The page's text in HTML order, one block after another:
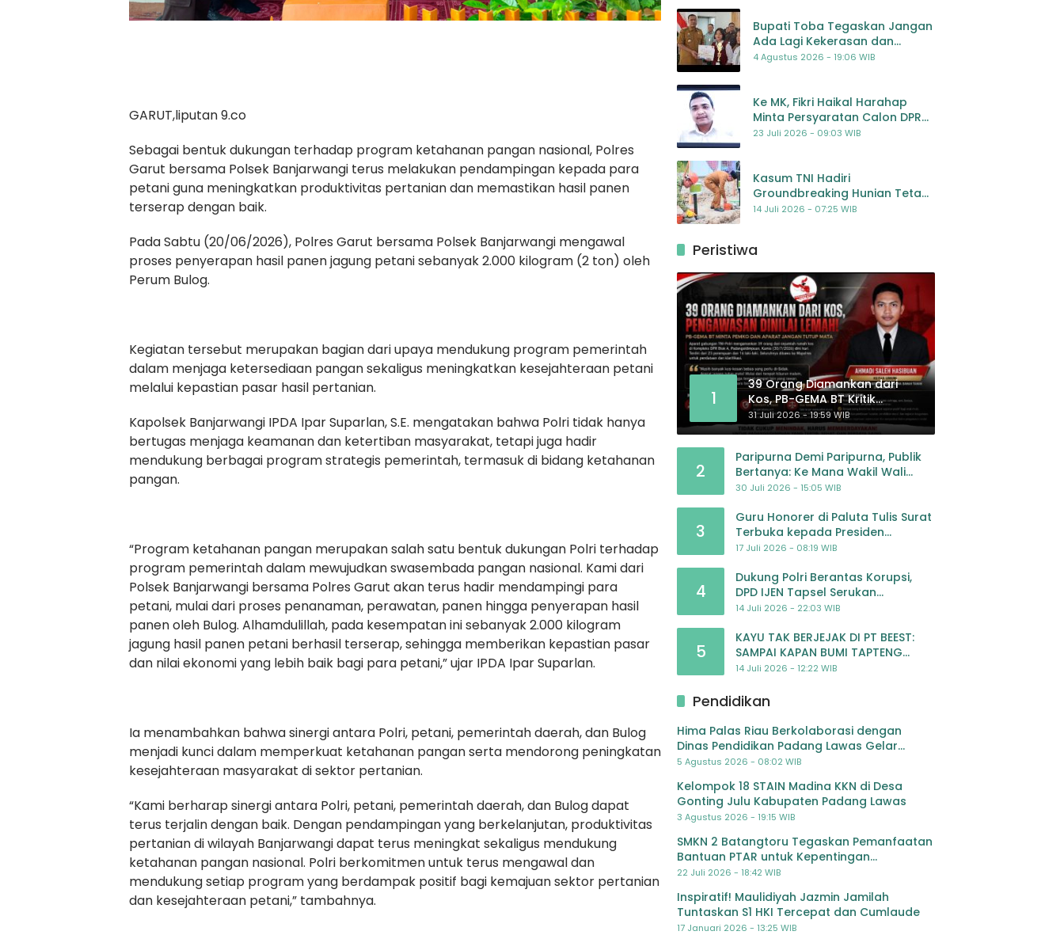
GARUT,liputan 9.co
Sebagai bentuk dukungan terhadap program ketahanan pangan nasional, Polres
Garut bersama Polsek Banjarwangi terus melakukan pendampingan kepada para
petani guna meningkatkan produktivitas pertanian dan memastikan hasil panen
terserap dengan baik.
Pada Sabtu (20/06/2026), Polres Garut bersama Polsek Banjarwangi mengawal
proses penyerapan hasil panen jagung petani sebanyak 2.000 kilogram (2 ton) oleh
Perum Bulog.
Kegiatan tersebut merupakan bagian dari upaya mendukung program pemerintah
dalam menjaga ketersediaan pangan sekaligus meningkatkan kesejahteraan petani
melalui kepastian pasar hasil pertanian.
Kapolsek Banjarwangi IPDA Ipar Suparlan, S.E. mengatakan bahwa Polri tidak hanya
bertugas menjaga keamanan dan ketertiban masyarakat, tetapi juga hadir
mendukung berbagai program strategis pemerintah, termasuk di bidang ketahanan
pangan.
“Program ketahanan pangan merupakan salah satu bentuk dukungan Polri terhadap
program pemerintah dalam mewujudkan swasembada pangan nasional. Kami dari
Polsek Banjarwangi bersama Polres Garut akan terus hadir mendampingi para
petani, mulai dari proses penanaman, perawatan, panen hingga penyerapan hasil
panen oleh Bulog. Alhamdulillah, pada kesempatan ini sebanyak 2.000 kilogram
jagung hasil panen petani berhasil terserap, sehingga memberikan kepastian pasar
dan nilai ekonomi yang lebih baik bagi para petani,” ujar IPDA Ipar Suparlan.
Ia menambahkan bahwa sinergi antara Polri, petani, pemerintah daerah, dan Bulog
menjadi kunci dalam memperkuat ketahanan pangan serta mendorong peningkatan
kesejahteraan masyarakat di sektor pertanian.
“Kami berharap sinergi antara Polri, petani, pemerintah daerah, dan Bulog dapat
terus terjalin dengan baik. Dengan pendampingan yang berkelanjutan, produktivitas
pertanian di wilayah Banjarwangi dapat terus meningkat sekaligus mendukung
ketahanan pangan nasional. Polri berkomitmen untuk terus mengawal dan
mendukung setiap program yang berdampak positif bagi kemajuan sektor pertanian
dan kesejahteraan petani,” tambahnya.
Bupati Toba Tegaskan Jangan
Ada Lagi Kekerasan dan
Bullying Terhadap Anak,
4 Agustus 2026 - 19:06 WIB
Ke MK, Fikri Haikal Harahap
Minta Persyaratan Calon DPR
Dilengkapi Penilaian
23 Juli 2026 - 09:03 WIB
Kasum TNI Hadiri
Groundbreaking Hunian Tetap
Pascabencana di
14 Juli 2026 - 07:25 WIB
Peristiwa
1
39 Orang Diamankan dari
Kos, PB-GEMA BT Kritik
Pengawasan: Jangan Tunggu
Masyarakat Bergerak Baru
31 Juli 2026 - 19:59 WIB
2
Paripurna Demi Paripurna, Publik
Bertanya: Ke Mana Wakil Wali
Kota Padangsidimpuan?
30 Juli 2026 - 15:05 WIB
3
Guru Honorer di Paluta Tulis Surat
Terbuka kepada Presiden
Prabowo, Mohon Keadilan atas
17 Juli 2026 - 08:19 WIB
4
Dukung Polri Berantas Korupsi,
DPD IJEN Tapsel Serukan
Pengawalan Kasus Mantan
14 Juli 2026 - 22:03 WIB
5
KAYU TAK BERJEJAK DI PT BEEST:
SAMPAI KAPAN BUMI TAPTENG
DIKORBANKAN DEMI KEUNTUNGAN?
TINDAK TEGA
14 Juli 2026 - 12:22 WIB
Pendidikan
Hima Palas Riau Berkolaborasi dengan
Dinas Pendidikan Padang Lawas Gelar
Pelatihan OSIS SMP se-Kabupaten Padang
5 Agustus 2026 - 08:02 WIB
Kelompok 18 STAIN Madina KKN di Desa
Gonting Julu Kabupaten Padang Lawas
3 Agustus 2026 - 19:15 WIB
SMKN 2 Batangtoru Tegaskan Pemanfaatan
Bantuan PTAR untuk Kepentingan
Pendidikan
22 Juli 2026 - 18:42 WIB
Inspiratif! Maulidiyah Jazmin Jamilah
Tuntaskan S1 HKI Tercepat dan Cumlaude
17 Januari 2026 - 13:25 WIB